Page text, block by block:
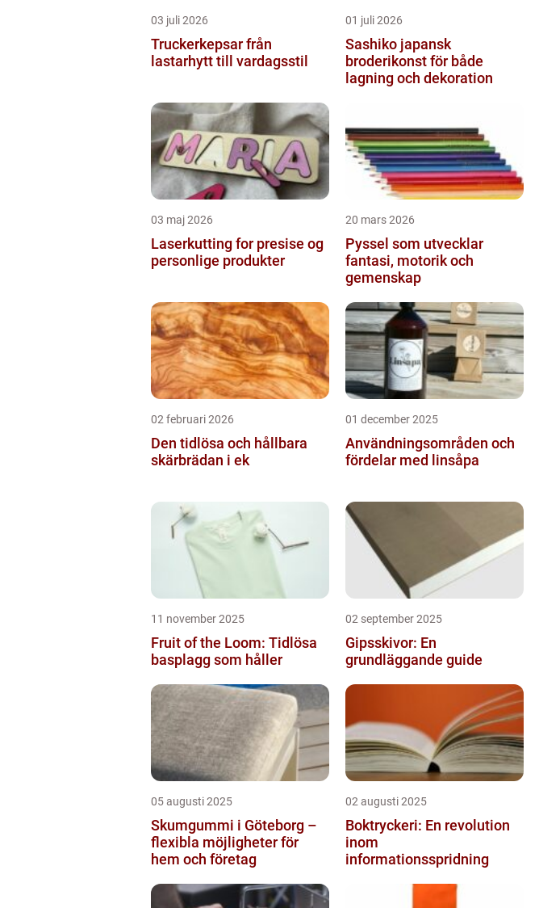
03 juli 2026
Truckerkepsar från
lastarhytt till vardagsstil
01 juli 2026
Sashiko japansk
broderikonst för både
lagning och dekoration
03 maj 2026
Laserkutting for presise og
personlige produkter
20 mars 2026
Pyssel som utvecklar
fantasi, motorik och
gemenskap
02 februari 2026
Den tidlösa och hållbara
skärbrädan i ek
01 december 2025
Användningsområden och
fördelar med linsåpa
11 november 2025
Fruit of the Loom: Tidlösa
basplagg som håller
02 september 2025
Gipsskivor: En
grundläggande guide
05 augusti 2025
Skumgummi i Göteborg –
flexibla möjligheter för
hem och företag
02 augusti 2025
Boktryckeri: En revolution
inom
informationsspridning